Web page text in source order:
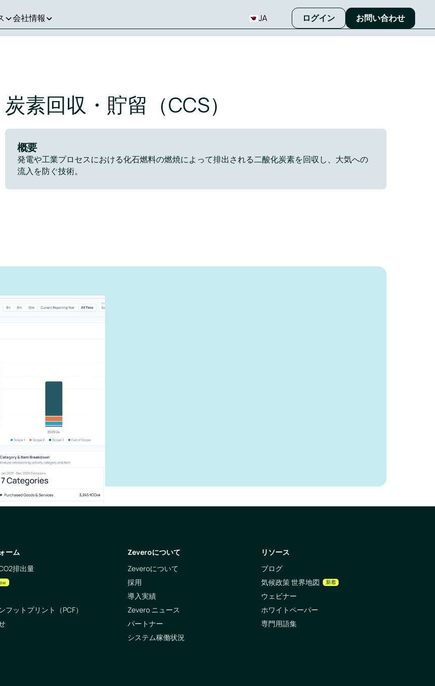
会社情報 JA ログイン お問い合わせ
炭素回収・貯留（CCS）
概要
発電や工業プロセスにおける化石燃料の燃焼によって排出される二酸化炭素を回収し、大気への
流入を防ぐ技術。
報
ま
ーム
排出量
フットプリント（PCF）
Zeveroについて
Zeveroについて
採用
導入実績
Zevero ニュース
パートナー
システム稼働状況
リソース
ブログ
気候政策 世界地図
新着
ウェビナー
ホワイトペーパー
専門用語集